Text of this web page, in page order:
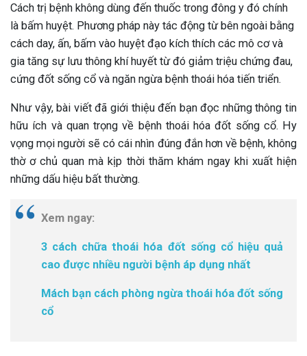
Cách trị bệnh không dùng đến thuốc trong đông y đó chính
là bấm huyệt. Phương pháp này tác động từ bên ngoài bằng
cách day, ấn, bấm vào huyệt đạo kích thích các mô cơ và
gia tăng sự lưu thông khí huyết từ đó giảm triệu chứng đau,
cứng đốt sống cổ và ngăn ngừa bệnh thoái hóa tiến triển.
Như vậy, bài viết đã giới thiệu đến bạn đọc những thông tin
hữu ích và quan trọng về bệnh thoái hóa đốt sống cổ. Hy
vọng mọi người sẽ có cái nhìn đúng đắn hơn về bệnh, không
thờ ơ chủ quan mà kịp thời thăm khám ngay khi xuất hiện
những dấu hiệu bất thường.
Xem ngay:
3 cách chữa thoái hóa đốt sống cổ hiệu quả
cao được nhiều người bệnh áp dụng nhất
Mách bạn cách phòng ngừa thoái hóa đốt sống
cổ